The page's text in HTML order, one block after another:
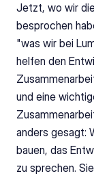
Jetzt, wo wir
besprochen
"was wir bei
helfen den
und eine
anders gesagt:
bauen, das
zu sprechen.